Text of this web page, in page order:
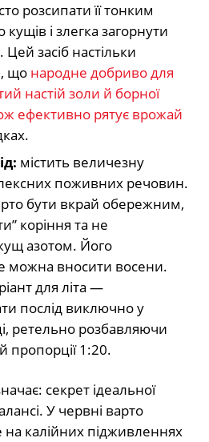
розсипати її тонким
і злегка загорнути
засіб настільки
що народне добриво для
настій золи й борної
ефективно рятує врожай
містить величезну
поживних речовин.
бути вкрай обережним,
коріння та не
азотом. Його
можна вносити восени.
для літа —
послід виключно у
ретельно розбавляючи
пропорції 1:20.
секрет ідеальної
У червні варто
калійних підживленнях